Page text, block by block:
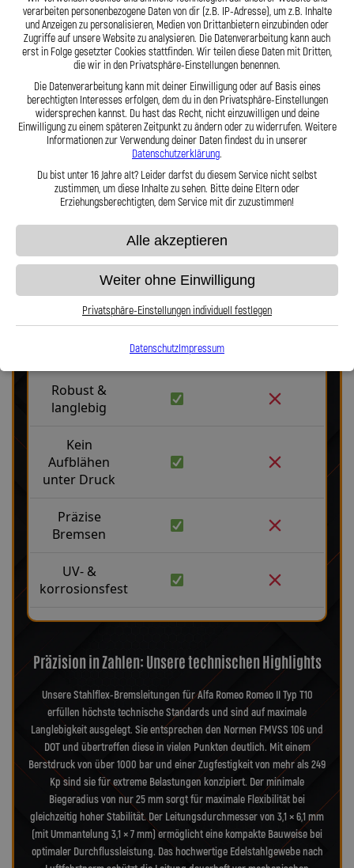
Stahlflex vs. Gummi
Stahlflex
Robust &
langlebig
Kein
Aufblähen
unter Druck
Präzise
Bremsen
UV- &
korrosionsfest
Das spart Kosten und vermittelt dauerhaft ein sicheres Gefühl beim
Fahren. Unsere ausjustierbaren, verdrehbaren Anschlüsse ermöglichen
eine drallfreie und spannungsfreie Verlegung. Ob Sonderanfertigung
oder anbaufertiges Stahlflex-Kit – jede Leitung wird passgenau und
präzise gefertigt. Mit den Stahlflex-Bremsleitungen von Lothar Spiegler
Kfz-Leitungen GmbH entscheiden Sie sich für echte deutsche Qualität,
höchste Sicherheit und ein Produkt, das hält, was es verspricht.
Hier zu unserem Video „Stahlflex vs. Gummi“
Präzision in Zahlen: Unsere technischen Highlights
Unsere Stahlflex-Bremsleitungen für Alfa Romeo Romeo II Typ T10
erfüllen höchste technische Standards und sind auf maximale
Langlebigkeit ausgelegt. Sie entsprechen den Normen FMVSS 106 und
DOT und übertreffen diese in vielen Punkten deutlich. Mit einem
Berstdruck von über 1000 bar und einer Zugfestigkeit von mehr als 249
Kp sind sie für extreme Belastungen konzipiert. Der minimale
Biegeradius von nur 25 mm sorgt für maximale Flexibilität bei
gleichzeitig hoher Stabilität. Der Leitungsdurchmesser von 3,1 × 6,1 mm
(mit Ummantelung 3,1 × 7 mm) ermöglicht eine kompakte Bauweise bei
optimaler Durchflussleistung. Das hochwertige Edelstahlgewebe nach
verarbeiten personenbezogene Daten von dir (z.B. IP-Adresse), um z.B. Inhalte
und Anzeigen zu personalisieren, Medien von Drittanbietern einzubinden oder
Zugriffe auf unsere Website zu analysieren. Die Datenverarbeitung kann auch
erst in Folge gesetzter Cookies stattfinden. Wir teilen diese Daten mit Dritten,
die wir in den Privatsphäre-Einstellungen benennen.
Die Datenverarbeitung kann mit deiner Einwilligung oder auf Basis eines
berechtigten Interesses erfolgen, dem du in den Privatsphäre-Einstellungen
widersprechen kannst. Du hast das Recht, nicht einzuwilligen und deine
Einwilligung zu einem späteren Zeitpunkt zu ändern oder zu widerrufen. Weitere
Informationen zur Verwendung deiner Daten findest du in unserer
Datenschutzerklärung.
Du bist unter 16 Jahre alt? Leider darfst du diesem Service nicht selbst
zustimmen, um diese Inhalte zu sehen. Bitte deine Eltern oder
Erziehungsberechtigten, dem Service mit dir zuzustimmen!
Alle akzeptieren
Weiter ohne Einwilligung
Privatsphäre-Einstellungen individuell festlegen
DatenschutzImpressum